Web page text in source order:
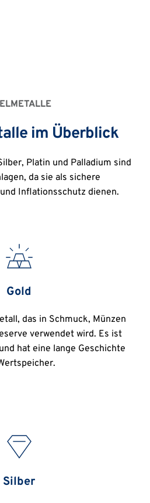
im Überblick
Platin und Palladium sind
da sie als sichere
Inflationsschutz dienen.
Gold
das in Schmuck, Münzen
verwendet wird. Es ist
hat eine lange Geschichte
Silber